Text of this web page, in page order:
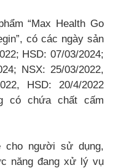
“Max Health Go
có các ngày sản
HSD: 07/03/2024;
NSX: 25/03/2022,
HSD: 20/4/2022
có chứa chất cấm
cho người sử dụng,
năng đang xử lý vụ